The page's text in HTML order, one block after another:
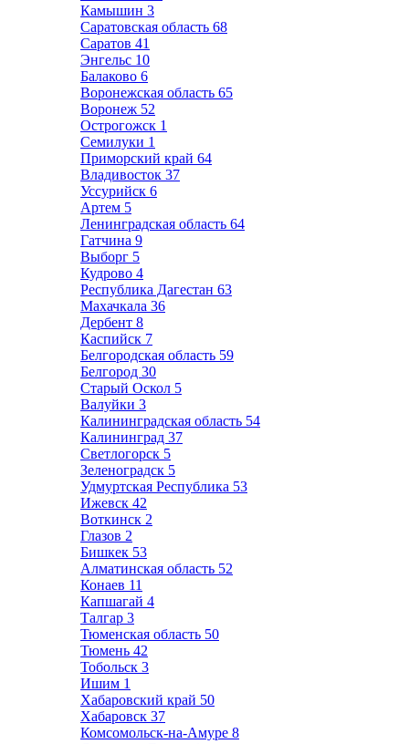
Камышин 3
Саратовская область 68
Саратов 41
Энгельс 10
Балаково 6
Воронежская область 65
Воронеж 52
Острогожск 1
Семилуки 1
Приморский край 64
Владивосток 37
Уссурийск 6
Артем 5
Ленинградская область 64
Гатчина 9
Выборг 5
Кудрово 4
Республика Дагестан 63
Махачкала 36
Дербент 8
Каспийск 7
Белгородская область 59
Белгород 30
Старый Оскол 5
Валуйки 3
Калининградская область 54
Калининград 37
Светлогорск 5
Зеленоградск 5
Удмуртская Республика 53
Ижевск 42
Воткинск 2
Глазов 2
Бишкек 53
Алматинская область 52
Конаев 11
Капшагай 4
Талгар 3
Тюменская область 50
Тюмень 42
Тобольск 3
Ишим 1
Хабаровский край 50
Хабаровск 37
Комсомольск-на-Амуре 8